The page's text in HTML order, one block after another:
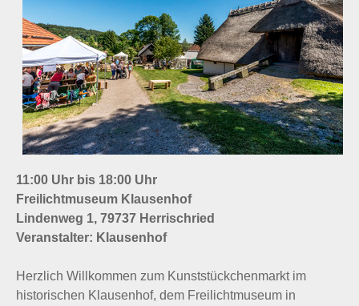
11:00 Uhr bis 18:00 Uhr
Freilichtmuseum Klausenhof
Lindenweg 1, 79737 Herrischried
Veranstalter: Klausenhof
Herzlich Willkommen zum Kunststückchenmarkt im
historischen Klausenhof, dem Freilichtmuseum in